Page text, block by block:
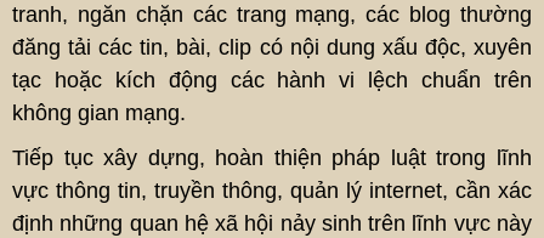
tranh, ngăn chặn các trang mạng, các blog thường
đăng tải các tin, bài, clip có nội dung xấu độc, xuyên
tạc hoặc kích động các hành vi lệch chuẩn trên
không gian mạng.
Tiếp tục xây dựng, hoàn thiện pháp luật trong lĩnh
vực thông tin, truyền thông, quản lý internet, cần xác
định những quan hệ xã hội nảy sinh trên lĩnh vực này